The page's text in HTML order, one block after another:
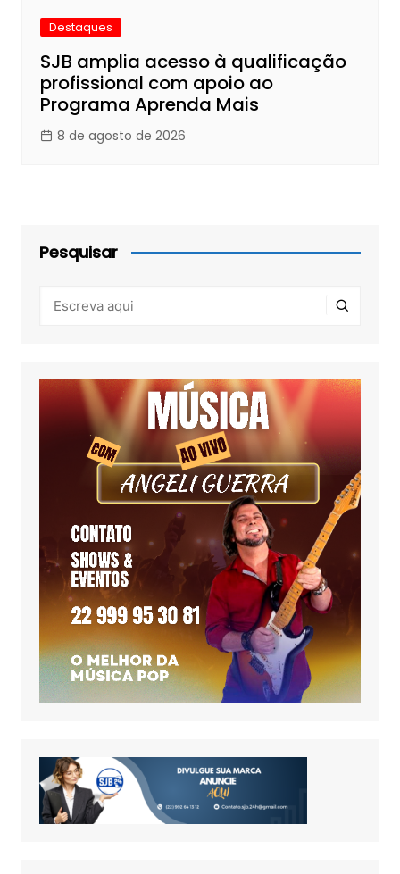
Destaques
SJB amplia acesso à qualificação
profissional com apoio ao
Programa Aprenda Mais
8 de agosto de 2026
Pesquisar